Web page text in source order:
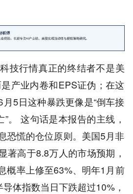
技行情真正的终结者不是美
产业内卷和EPS证伪；在这
5日这种暴跌更像是“倒车接
”。 这句话是本报告的主线，
恐慌的仓位原则。美国5月非
著高于8.8万人的市场预期，
概率上修至63%、明年1月前
体指数当日下跌超过10%，